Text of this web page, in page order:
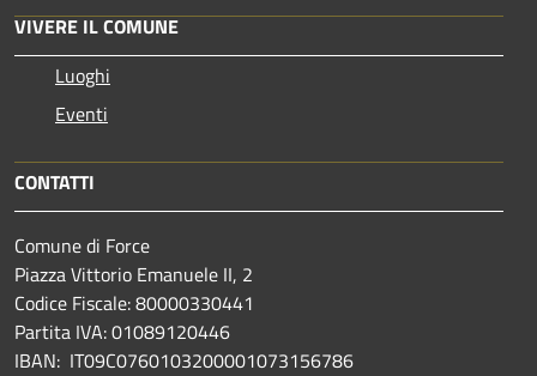
VIVERE IL COMUNE
Luoghi
Eventi
CONTATTI
Comune di Force
Piazza Vittorio Emanuele II, 2
Codice Fiscale: 80000330441
Partita IVA: 01089120446
IBAN: IT09C0760103200001073156786